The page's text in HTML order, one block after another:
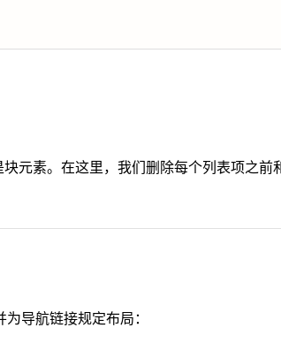
块元素。在这里，我们删除每个列表项之前
为导航链接规定布局：